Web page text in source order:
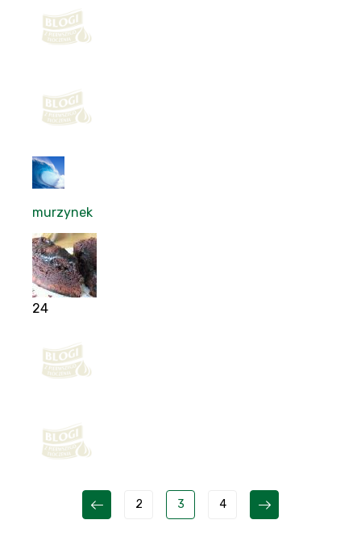
murzynek
24
2 3 4